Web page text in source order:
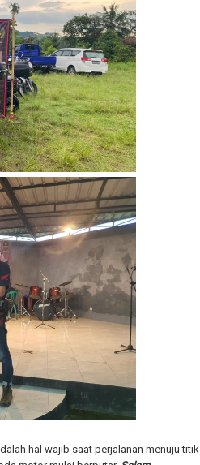
hal wajib saat perjalanan menuju titik